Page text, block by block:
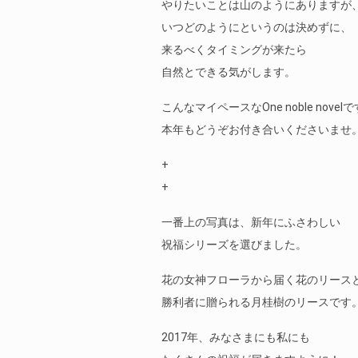
やりたいことは山のようにありますが、
いつどのようにというのは決めずに、
来るべくタイミングが来たら
自然とできる気がします。
こんなマイペースなOne noble novelで
本年もどうぞお付き合いくださいませ。
+
+
一番上の写真は、新年にふさわしい
祝福シリーズを選びました。
花の女神フローラから届く花のリース
勝利者に贈られる月桂樹のリースです。
2017年、みなさまにも私にも